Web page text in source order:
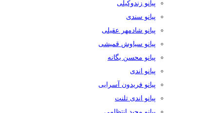
پیانو زندوکیلی
پیانو سندی
پیانو شادمهر عقیلی
پیانو سیاوش قمیشی
پیانو محسن یگانه
پیانو اندی
پیانو فریدون آسرایی
پیانو اندی تلنت